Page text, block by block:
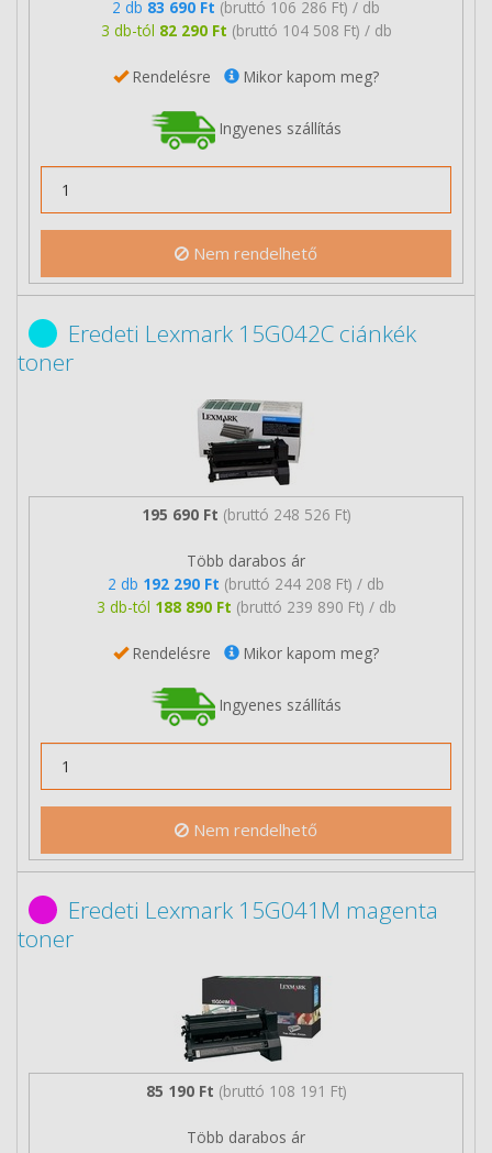
2 db 83 690 Ft (bruttó 106 286 Ft) / db
3 db-tól 82 290 Ft (bruttó 104 508 Ft) / db
Rendelésre Mikor kapom meg?
Ingyenes szállítás
Nem rendelhető
Eredeti Lexmark 15G042C ciánkék
toner
195 690 Ft (bruttó 248 526 Ft)
Több darabos ár
2 db 192 290 Ft (bruttó 244 208 Ft) / db
3 db-tól 188 890 Ft (bruttó 239 890 Ft) / db
Rendelésre Mikor kapom meg?
Ingyenes szállítás
Nem rendelhető
Eredeti Lexmark 15G041M magenta
toner
85 190 Ft (bruttó 108 191 Ft)
Több darabos ár